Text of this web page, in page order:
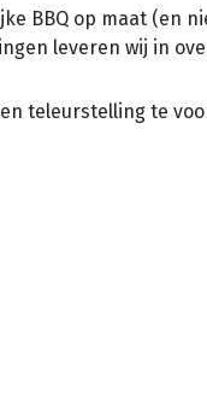
BBQ op maat (en
leveren wij in
teleurstelling te